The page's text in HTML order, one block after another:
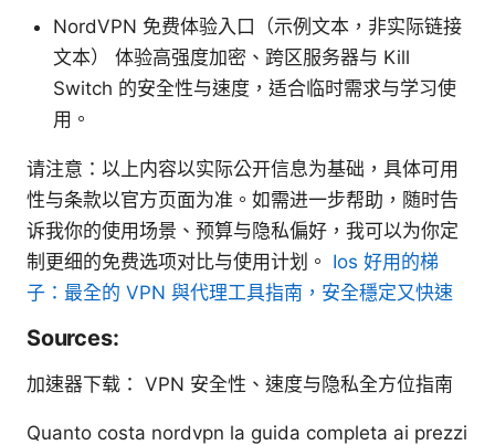
NordVPN 免费体验入口（示例文本，非实际链接
文本） 体验高强度加密、跨区服务器与 Kill
Switch 的安全性与速度，适合临时需求与学习使
用。
请注意：以上内容以实际公开信息为基础，具体可用
性与条款以官方页面为准。如需进一步帮助，随时告
诉我你的使用场景、预算与隐私偏好，我可以为你定
制更细的免费选项对比与使用计划。 Ios 好用的梯
子：最全的 VPN 與代理工具指南，安全穩定又快速
Sources:
加速器下载： VPN 安全性、速度与隐私全方位指南
Quanto costa nordvpn la guida completa ai prezzi